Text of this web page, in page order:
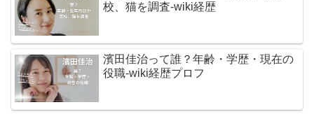
校、猫を調査-wiki経歴
濱田佳治って誰？年齢・学歴・現在の
役職-wiki経歴プロフ